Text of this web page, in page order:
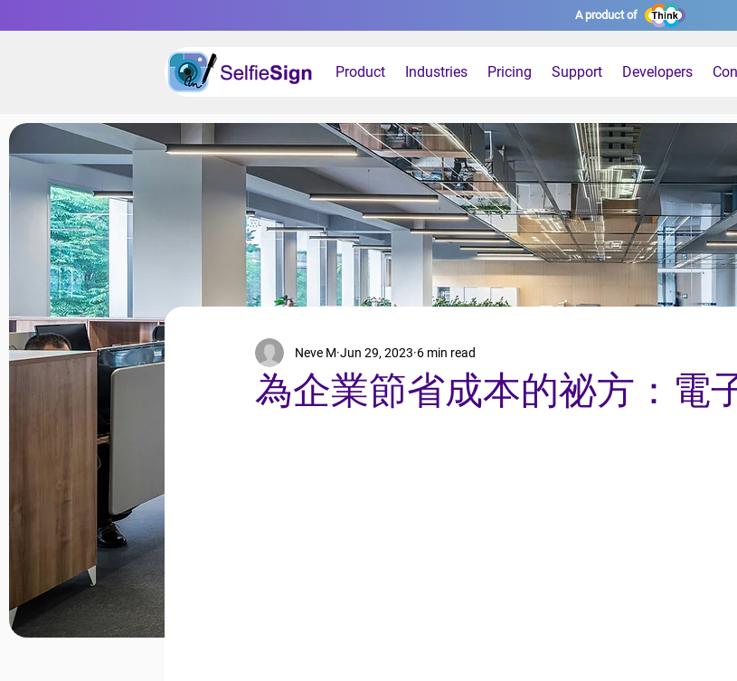
A product of
Product Industries Pricing Support Developers
為企業節省成本的祕方：電
Neve M Jun 29, 2023 6 min read